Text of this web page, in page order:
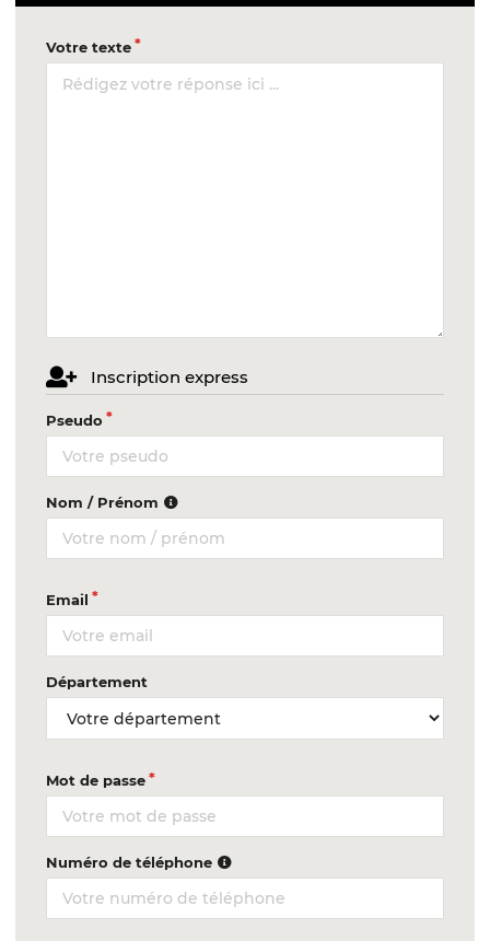
Votre texte
Inscription express
Pseudo
Nom / Prénom
Email
Département
Mot de passe
Numéro de téléphone